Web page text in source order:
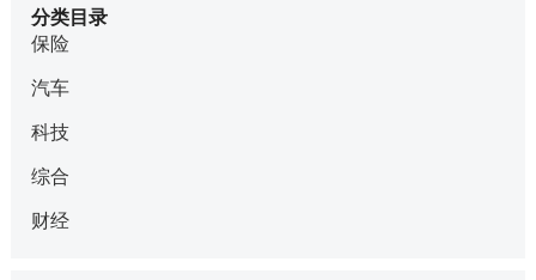
分类目录
保险
汽车
科技
综合
财经